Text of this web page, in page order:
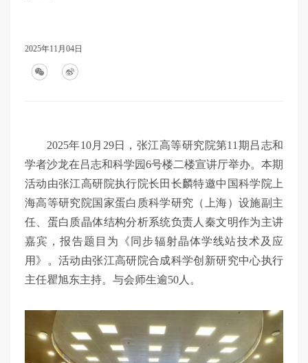
2025年11月04日
2025年10月29日，张江高等研究院第11期吕志和
学者沙龙在吕志和科学园6号楼二楼宣讲厅举办。本期
活动由张江高研院执行院长田长麟特邀中国科学院上
海高等研究院国家蛋白质科学研究（上海）设施副主
任、蛋白质晶体结构分析系统负责人秦文明作为主讲
嘉宾，报告题目为《同步辐射晶体学线站技术及应
用》。活动由张江高研院合成科学创新研究中心执行
主任瞿旭东主持。与会师生逾50人。